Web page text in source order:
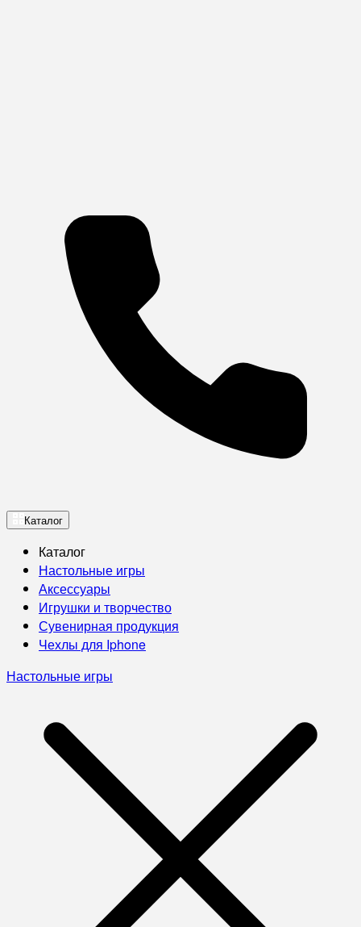
Каталог
Каталог
Настольные игры
Аксессуары
Игрушки и творчество
Сувенирная продукция
Чехлы для Iphone
Настольные игры